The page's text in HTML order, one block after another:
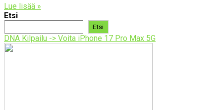
Lue lisää »
Etsi
Etsi
DNA Kilpailu -> Voita iPhone 17 Pro Max 5G